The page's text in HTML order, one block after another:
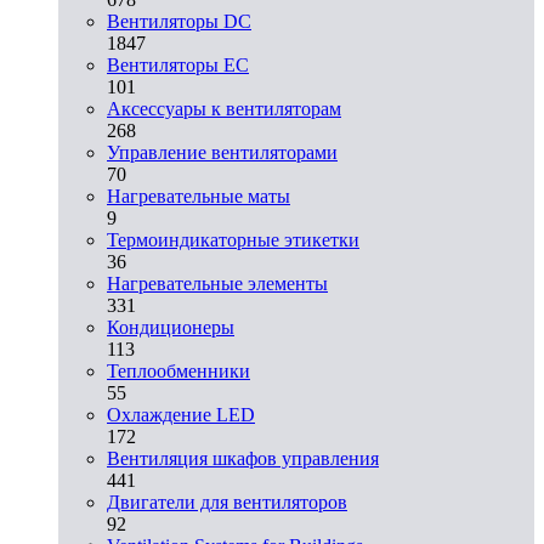
Вентиляторы DC
1847
Вентиляторы EC
101
Аксессуары к вентиляторам
268
Управление вентиляторами
70
Нагревательные маты
9
Термоиндикаторные этикетки
36
Нагревательные элементы
331
Кондиционеры
113
Теплообменники
55
Охлаждение LED
172
Вентиляция шкафов управления
441
Двигатели для вентиляторов
92